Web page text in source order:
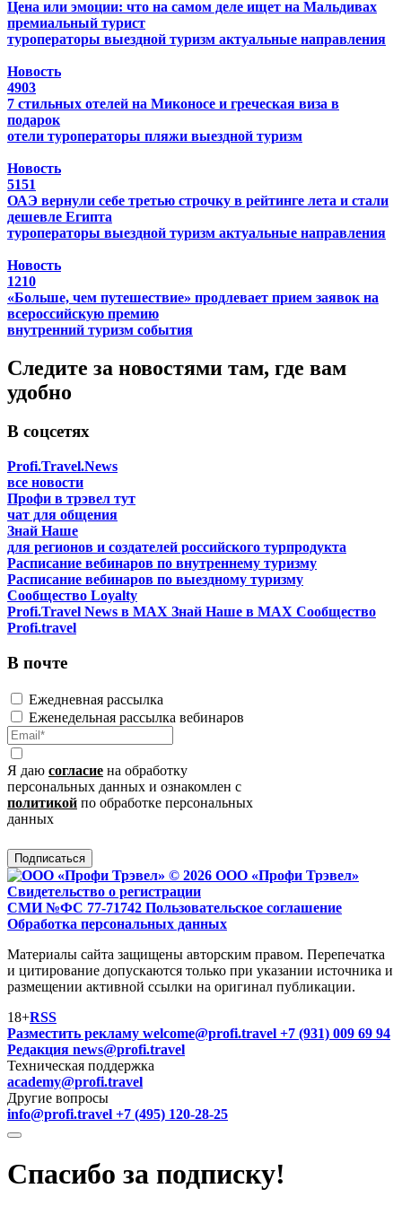
Цена или эмоции: что на самом деле ищет на Мальдивах
премиальный турист
туроператоры выездной туризм актуальные направления
Новость
4903
7 стильных отелей на Миконосе и греческая виза в
подарок
отели туроператоры пляжи выездной туризм
Новость
5151
ОАЭ вернули себе третью строчку в рейтинге лета и стали
дешевле Египта
туроператоры выездной туризм актуальные направления
Новость
1210
«Больше, чем путешествие» продлевает прием заявок на
всероссийскую премию
внутренний туризм события
Следите за новостями там, где вам
удобно
В соцсетях
Profi.Travel.News
все новости
Профи в трэвел тут
чат для общения
Знай Наше
для регионов и создателей российского турпродукта
Расписание вебинаров по внутреннему туризму
Расписание вебинаров по выездному туризму
Сообщество Loyalty
Profi.Travel News в MAX Знай Наше в MAX Сообщество
Profi.travel
В почте
Ежедневная рассылка
Еженедельная рассылка вебинаров
Я даю согласие на обработку
персональных данных и ознакомлен с
политикой по обработке персональных
данных
Подписаться
© 2026 ООО «Профи Трэвeл»
Свидетельство о регистрации
СМИ №ФС 77-71742 Пользовательское соглашение
Обработка персональных данных
Материалы сайта защищены авторским правом. Перепечатка
и цитирование допускаются только при указании источника и
размещении активной ссылки на оригинал публикации.
18+RSS
Разместить рекламу welcome@profi.travel +7 (931) 009 69 94
Редакция news@profi.travel
Техническая поддержка
academy@profi.travel
Другие вопросы
info@profi.travel +7 (495) 120-28-25
Спасибо за подписку!